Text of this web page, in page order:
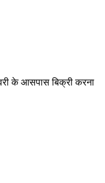
के आसपास बिक्री करना